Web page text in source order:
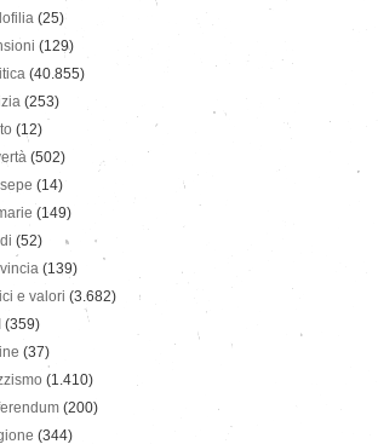
(25)
(129)
(40.855)
(253)
(12)
(502)
(14)
(149)
(52)
(139)
e valori (3.682)
(359)
(37)
(1.410)
(200)
(344)